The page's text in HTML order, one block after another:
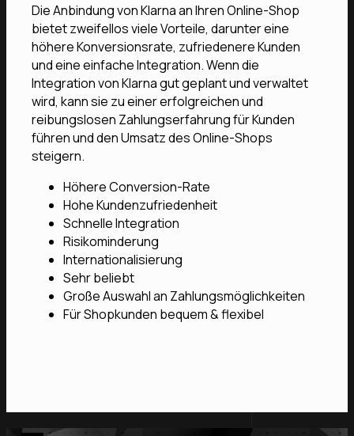
Die Anbindung von Klarna an Ihren Online-Shop
bietet zweifellos viele Vorteile, darunter eine
höhere Konversionsrate, zufriedenere Kunden
und eine einfache Integration. Wenn die
Integration von Klarna gut geplant und verwaltet
wird, kann sie zu einer erfolgreichen und
reibungslosen Zahlungserfahrung für Kunden
führen und den Umsatz des Online-Shops
steigern.
Höhere Conversion-Rate
Hohe Kundenzufriedenheit
Schnelle Integration
Risikominderung
Internationalisierung
Sehr beliebt
Große Auswahl an Zahlungsmöglichkeiten
Für Shopkunden bequem & flexibel